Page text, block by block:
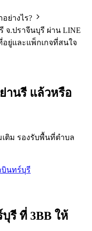
ย่างไร?
จ.ปราจีนบุรี ผ่าน LINE
ที่อยู่และแพ็กเกจที่สนใจ
านรี แล้วหรือ
ติม รองรับพื้นที่ตำบล
นทร์บุรี
รี ที่ 3BB ให้